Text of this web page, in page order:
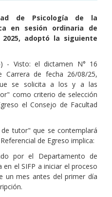
de Psicología de la
en sesión ordinaria de
adoptó la siguiente
- Visto: el dictamen N° 16
de fecha 26/08/25,
se solicita a los y a las
como criterio de selección
el Consejo de Facultad
tutor" que se contemplará
de Egreso implica:
por el Departamento de
el SIFP a iniciar el proceso
un mes antes del primer día